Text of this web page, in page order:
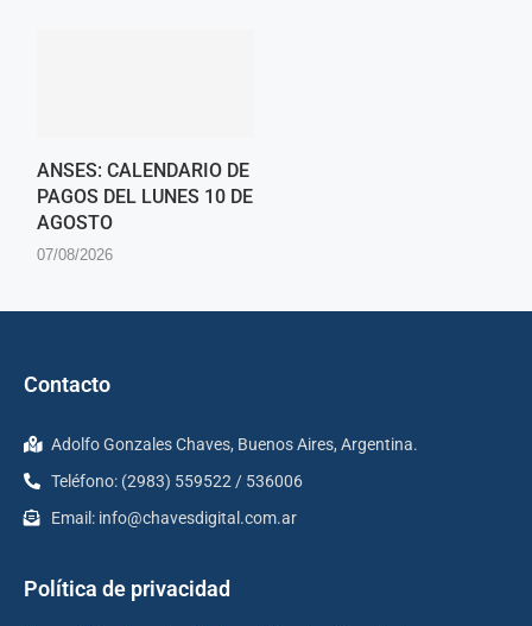
ANSES: CALENDARIO DE
PAGOS DEL LUNES 10 DE
AGOSTO
07/08/2026
Contacto
Adolfo Gonzales Chaves, Buenos Aires, Argentina.
Teléfono: (2983) 559522 / 536006
Email: info@chavesdigital.com.ar
Política de privacidad